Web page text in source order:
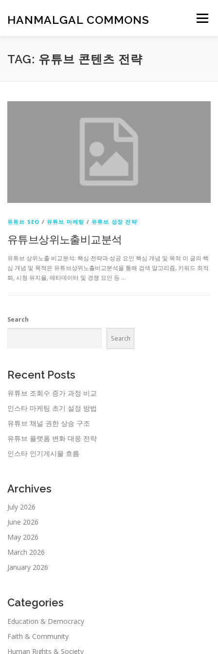
content
HANMALGAL COMMONS Menu
TAG: 유튜브 콘텐츠 전략
유튜브 SEO /유튜브 마케팅 /유튜브 성장 전략
유튜브상위노출비교분석
유튜브 상위노출 비교분석: 핵심 전략과 성공 요인 핵심 개념 및 목적 이 글의 핵
심 개념 및 목적은 유튜브상위노출비교분석을 통해 검색 알고리즘, 키워드 최적
화, 시청 유지율, 메타데이터 및 경쟁 요인 등 …
Search
Search
Recent Posts
유튜브 조회수 증가 과정 비교
인스타 마케팅 초기 설정 방법
유튜브 채널 권한 상승 구조
유튜브 플랫폼 변화 대응 전략
인스타 인기게시물 흐름
Archives
July 2026
June 2026
May 2026
March 2026
January 2026
Categories
Education & Democracy
Faith & Community
Human Rights & Society